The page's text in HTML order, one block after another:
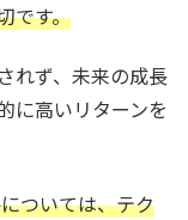
です。
れず、未来の成長
に高いリターンを
ついては、テク